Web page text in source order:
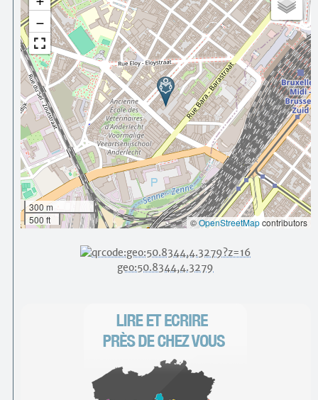
−
300 m
500 ft
©OpenStreetMapcontributors
geo:50.8344,4.3279